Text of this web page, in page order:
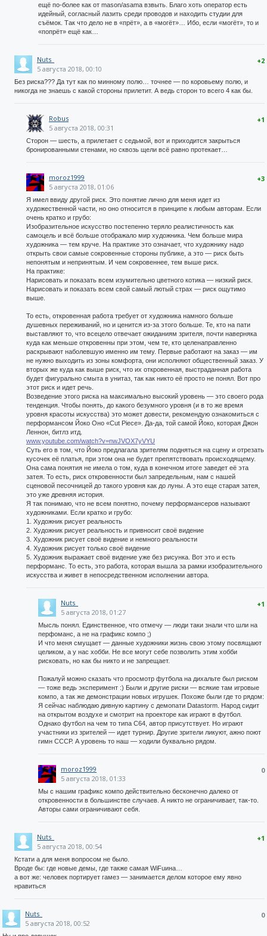
ещё по-более как от mason/asama взвыть. Благо хоть оператор есть
идейный, согласный лазить среди проводов и находить студии для
съёмок. Так что дело не в «прёт», а в «могёт»… Ибо, если «могёт», то и
«попрёт» ещё как…
+2
Nuts_
5 августа 2018, 00:10
Без риска??? Да тут как по минному полю… точнее — по коровьему полю, и
никогда не знаешь с какой стороны прилетит. А ведь сторон то всего 4 как бы.
+1
Robus
5 августа 2018, 00:31
Сторон — шесть, а прилетает с седьмой, вот и приходится закрыться
бронированными стенами, но сквозь щели всё равно протекает…
+3
moroz1999
5 августа 2018, 01:06
Я имел ввиду другой риск. Это понятие лично для меня идет из
художественной части, но оно относится в принципе к любым авторам. Если
очень кратко и грубо:
Изобразительное искусство постепенно теряло реалистичность как
самоцель и всё больше отображало мир художника. Чем больше мира
художника — тем круче. На практике это означает, что художнику надо
открыть свои самые сокровенные стороны публике, а это — риск быть
непонятым и непринятым. И чем сокровеннее, тем выше риск.
На практике:
Нарисовать и показать всем изумительно цветного котика — низкий риск.
Нарисовать и показать всем свой самый лютый страх — риск ощутимо
выше.
То есть, откровенная работа требует от художника намного больше
душевных переживаний, но и ценится из-за этого больше. Те, кто на пати
выставляют то, что всецело отвечает ожиданиям зрителя, почти наверняка
куда как меньше откровенны при этом, чем те, кто целенаправленно
раскрывают наболевшую именно им тему. Первые работают на заказ — им
не нужно выходить из зоны комфорта, они исполняют общественный заказ. У
вторых же куда как выше риск, что их откровенная, выстраданная работа
будет фигурально смыта в унитаз, так как никто её просто не понял. Вот про
этот риск и идет речь.
Возведение этого риска на максимально высокий уровень — это своего рода
тенденция. Чтобы понять, до какого безумного уровня (и в то же время
уровня красоты искусства) это может довести, рекомендую ознакомиться с
перформансом Йоко Оно «Cut Piece». Да-да, той самой Йоко, которая Джон
Леннон, битлз итд.
www.youtube.com/watch?v=nwJVOX7yVYU
Суть его в том, что Йоко предлагала зрителям подняться на сцену и отрезать
кусочек её платья, при этом она не будет препятствовать происходящему.
Она сама понятия не имела о том, куда в конечном итоге заведет её эта
затея. То есть, риск откровенности был запредельным, нам с нашей
сценовой песочницей до такого уровня как до луны. А это еще старая затея,
это уже древняя история.
Я так понимаю, что не всем понятно, почему перформансеров называют
художниками. Если кратко и грубо:
1. Художник рисует реальность
2. Художник рисует реальность и привносит своё видение
3. Художник рисует своё видение и немного реальности
4. Художник рисует только своё видение
5. Художник выражает своё видение уже без рисунка. Вот это и есть
перформанс. То есть, это работа, которая вышла за рамки изобразительного
искусства и живет в непосредственном исполнении автора.
+1
Nuts_
5 августа 2018, 01:27
Мысль понял. Единственное, что отмечу — люди таки знали что шли на
перфоманс, а не на графикс компо ;)
И что меня смущает — данные художники жизнь свою этому посвящают
целиком, а у нас хобби. Не все могут себе позволить этим хобби
рисковать, но как бы никто и не запрещает.
Пожалуй можно сказать что просмотр футбола на дихальте был риском
— тоже ведь эксперимент :) Были и другие риски — всякие там игровые
компо, а так же демонстрации новых игрушек. Похоже были где то рядом:
Я сейчас наблюдаю дивную картину с демопати Datastorm. Народ сидит
на открытом воздухе и смотрит на проекторе как играют в футбол.
Однако футбол на чем то типа С64, автор присутствует. Но играют
участники из зрителей — идет турнир. Другие зрители ликуют, ажно поют
гимн СССР. А уровень то наш — ходили буквально рядом.
0
moroz1999
5 августа 2018, 01:33
Мы с нашим графикс компо действительно бесконечно далеко от
откровенности в большинстве случаев. А никто не ограничивает, так-то.
Авторы сами ограничивают себя.
+1
Nuts_
5 августа 2018, 00:54
Кстати а для меня вопросом не было.
Вроде бы: где новые демы, где также самая WiFuина…
а вот же: человек портирует гамез — занимается делом которое ему явно
нравиться
0
Nuts_
5 августа 2018, 00:52